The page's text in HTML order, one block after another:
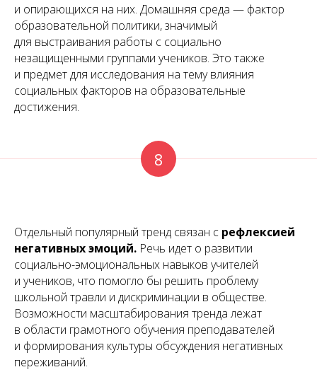
и опирающихся на них. Домашняя среда — фактор
образовательной политики, значимый
для выстраивания работы с социально
незащищенными группами учеников. Это также
и предмет для исследования на тему влияния
социальных факторов на образовательные
достижения.
8
Отдельный популярный тренд связан с рефлексией
негативных эмоций. Речь идет о развитии
социально-эмоциональных навыков учителей
и учеников, что помогло бы решить проблему
школьной травли и дискриминации в обществе.
Возможности масштабирования тренда лежат
в области грамотного обучения преподавателей
и формирования культуры обсуждения негативных
переживаний.